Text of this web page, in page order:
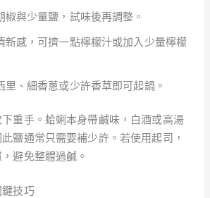
椒與少量鹽，試味後再調整。
新感，可擠一點檸檬汁或加入少量檸檬
里、細香蔥或少許香草即可起鍋。
重手。蛤蜊本身帶鹹味，白酒或高湯
鹽通常只需要補少許。若使用起司，
避免整體過鹹。
技巧